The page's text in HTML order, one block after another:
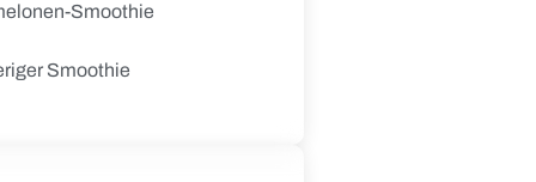
Smoothie
Smoothie